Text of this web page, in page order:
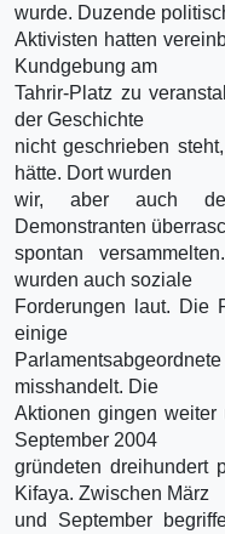
wurde. Duzende
Aktivisten hatten
Kundgebung am
Tahrir-Platz zu
der Geschichte
nicht geschrieben
hätte. Dort wurden
wir, aber auch
Demonstranten
spontan
wurden auch soziale
Forderungen laut. Die
einige
misshandelt. Die
Aktionen gingen weiter
September 2004
gründeten dreihundert
Kifaya. Zwischen März
und September